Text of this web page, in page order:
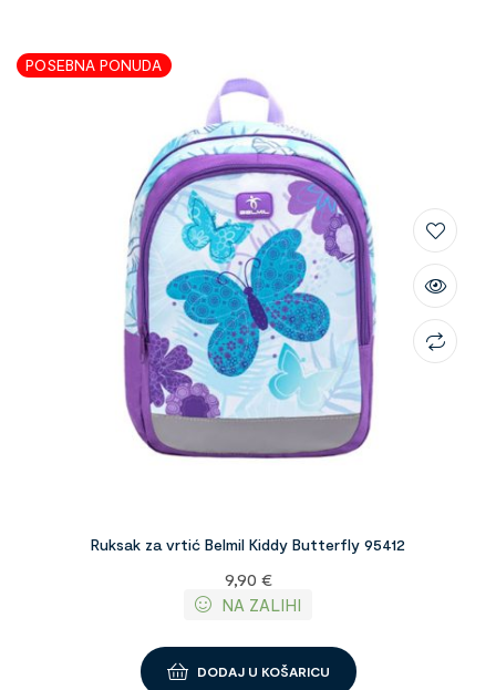
POSEBNA PONUDA
Ruksak za vrtić Belmil Kiddy Butterfly 95412
9,90 €
NA ZALIHI
DODAJ U KOŠARICU